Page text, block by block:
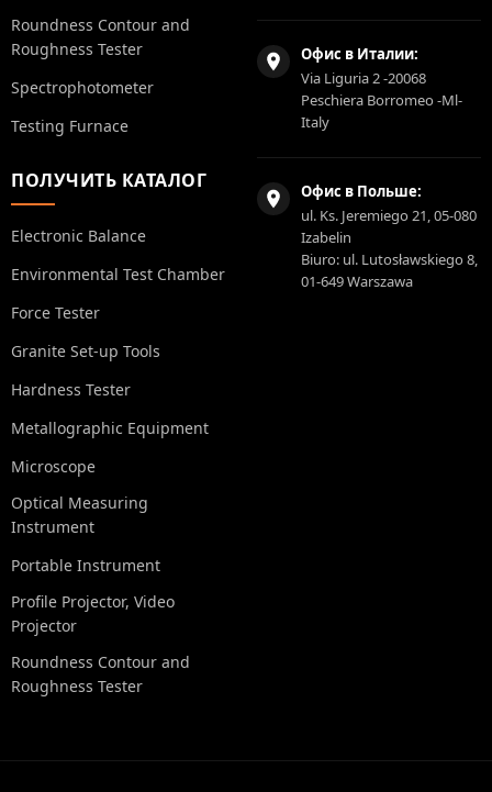
Roundness Contour and
Roughness Tester
Spectrophotometer
Testing Furnace
ПОЛУЧИТЬ КАТАЛОГ
Electronic Balance
Environmental Test Chamber
Force Tester
Granite Set-up Tools
Hardness Tester
Metallographic Equipment
Microscope
Optical Measuring
Instrument
Portable Instrument
Profile Projector, Video
Projector
Roundness Contour and
Roughness Tester
Офис в Италии:
Via Liguria 2 -20068
Peschiera Borromeo -Ml-
Italy
Офис в Польше:
ul. Ks. Jeremiego 21, 05-080
Izabelin
Biuro: ul. Lutosławskiego 8,
01-649 Warszawa